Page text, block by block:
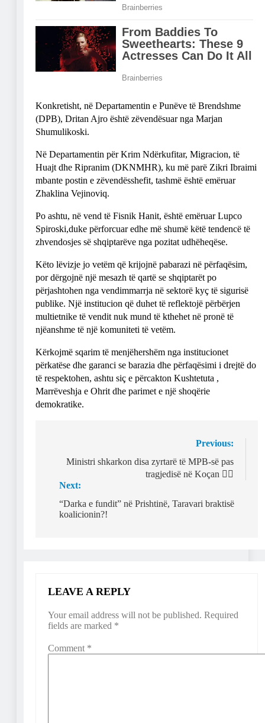
Konkretisht, në Departamentin e Punëve të Brendshme
(DPB), Dritan Ajro është zëvendësuar nga Marjan
Shumulikoski.
Në Departamentin për Krim Ndërkufitar, Migracion, të
Huajt dhe Ripranim (DKNMHR), ku më parë Zikri Ibraimi
mbante postin e zëvendësshefit, tashmë është emëruar
Zhaklina Vejinoviq.
Po ashtu, në vend të Fisnik Hanit, është emëruar Lupco
Spiroski,duke përforcuar edhe më shumë këtë tendencë të
zhvendosjes së shqiptarëve nga pozitat udhëheqëse.
Këto lëvizje jo vetëm që krijojnë pabarazi në përfaqësim,
por dërgojnë një mesazh të qartë se shqiptarët po
përjashtohen nga vendimmarrja në sektorë kyç të sigurisë
publike. Një institucion që duhet të reflektojë përbërjen
multietnike të vendit nuk mund të kthehet në pronë të
njëanshme të një komuniteti të vetëm.
Kërkojmë sqarim të menjëhershëm nga institucionet
përkatëse dhe garanci se barazia dhe përfaqësimi i drejtë do
të respektohen, ashtu siç e përcakton Kushtetuta ,
Marrëveshja e Ohrit dhe parimet e një shoqërie
demokratike.
navigation
Previous:
Ministri shkarkon disa zyrtarë të MPB-së pas
tragjedisë në Koçan 👇🏻
Next:
“Darka e fundit” në Prishtinë, Taravari braktisë
koalicionin?!
LEAVE A REPLY
Your email address will not be published. Required
fields are marked *
Comment *